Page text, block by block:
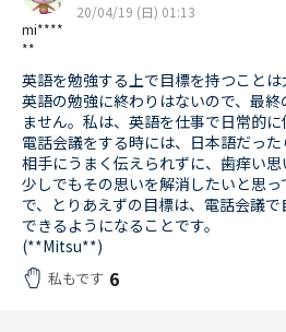
mi****
**
20/04/19 (日) 01:13
英語を勉強する上で目標を持つことは
英語の勉強に終わりはないので、最
ません。私は、英語を仕事で日常的
電話会議をする時には、日本語だっ
相手にうまく伝えられずに、歯痒い思
少しでもその思いを解消したいと思
で、とりあえずの目標は、電話会議
できるようになることです。
(**Mitsu**)
私もです 6